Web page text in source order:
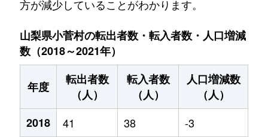
方が減少していることがわかります。
山梨県小菅村の転出者数・転入者数・人口増減
数（2018～2021年）
年度
転出者数
（人）
転入者数
（人）
人口増減数
（人）
2018
41 38
-3